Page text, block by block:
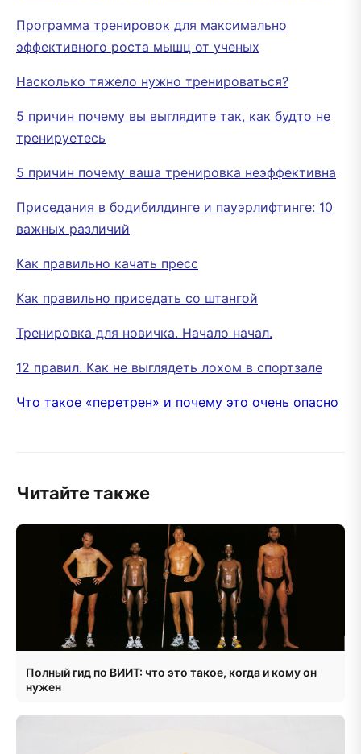
Программа тренировок для максимально
эффективного роста мышц от ученых
Насколько тяжело нужно тренироваться?
5 причин почему вы выглядите так, как будто не
тренируетесь
5 причин почему ваша тренировка неэффективна
Приседания в бодибилдинге и пауэрлифтинге: 10
важных различий
Как правильно качать пресс
Как правильно приседать со штангой
Тренировка для новичка. Начало начал.
12 правил. Как не выглядеть лохом в спортзале
Что такое «перетрен» и почему это очень опасно
Читайте также
Полный гид по ВИИТ: что это такое, когда и кому он
нужен